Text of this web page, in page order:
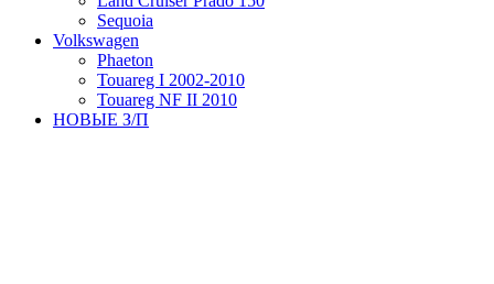
Sequoia
Volkswagen
Phaeton
Touareg I 2002-2010
Touareg NF II 2010
НОВЫЕ З/П